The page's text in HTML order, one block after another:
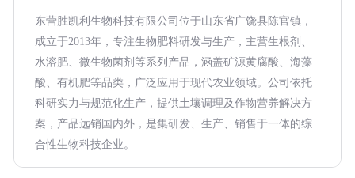
东营胜凯利生物科技有限公司位于山东省广饶县陈官镇，
成立于2013年，专注生物肥料研发与生产，主营生根剂、
水溶肥、微生物菌剂等系列产品，涵盖矿源黄腐酸、海藻
酸、有机肥等品类，广泛应用于现代农业领域。公司依托
科研实力与规范化生产，提供土壤调理及作物营养解决方
案，产品远销国内外，是集研发、生产、销售于一体的综
合性生物科技企业。